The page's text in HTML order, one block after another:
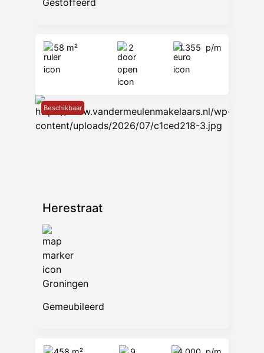
58 m² 2 1.355 p/m
Beschikbaar
Herestraat
Groningen
Gemeubileerd